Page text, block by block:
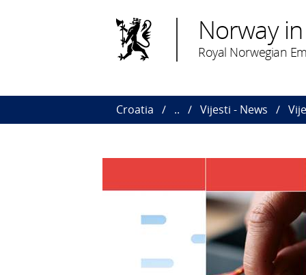
Norway
Royal Norwegian
Croatia .. Vijesti - News